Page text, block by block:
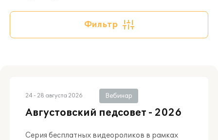
24 - 28 августа 2026 Вебинар
Августовский педсовет - 2026
Серия бесплатных видеороликов в рамках
Фильтр